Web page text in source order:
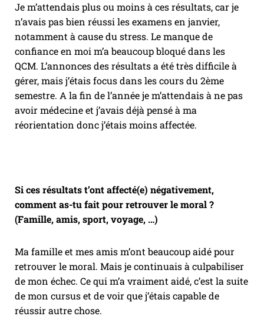
Je m’attendais plus ou moins à ces résultats, car je
n’avais pas bien réussi les examens en janvier,
notamment à cause du stress. Le manque de
confiance en moi m’a beaucoup bloqué dans les
QCM. L’annonces des résultats a été très difficile à
gérer, mais j’étais focus dans les cours du 2ème
semestre. A la fin de l’année je m’attendais à ne pas
avoir médecine et j’avais déjà pensé à ma
réorientation donc j’étais moins affectée.
Si ces résultats t’ont affecté(e) négativement,
comment as-tu fait pour retrouver le moral ?
(Famille, amis, sport, voyage, …)
Ma famille et mes amis m’ont beaucoup aidé pour
retrouver le moral. Mais je continuais à culpabiliser
de mon échec. Ce qui m’a vraiment aidé, c’est la suite
de mon cursus et de voir que j’étais capable de
réussir autre chose.